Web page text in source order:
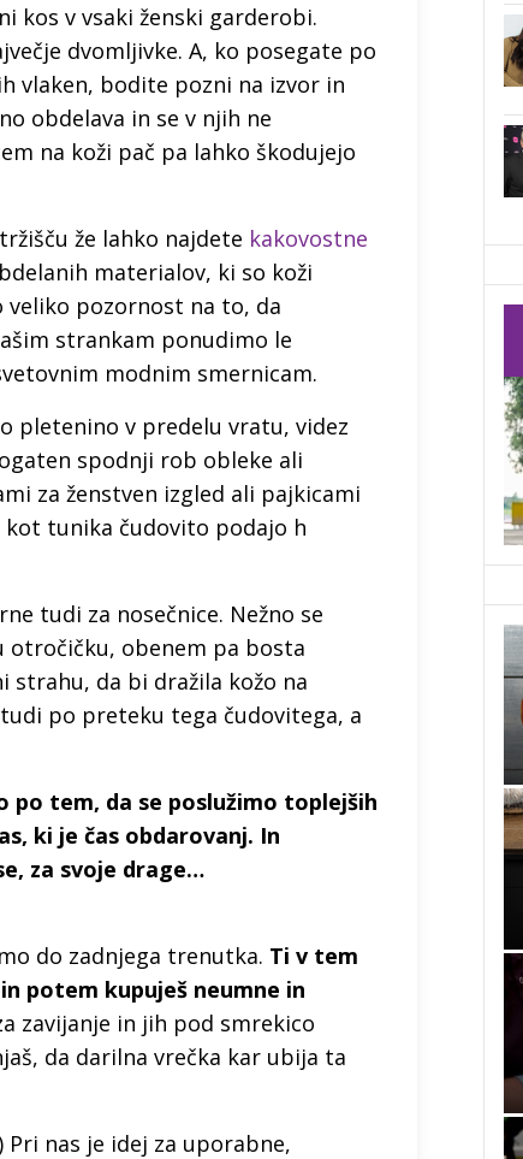
kos v vsaki ženski garderobi.
dvomljivke. A, ko posegate po
vlaken, bodite pozni na izvor in
obdelava in se v njih ne
na koži pač pa lahko škodujejo
že lahko najdete kakovostne
materialov, ki so koži
veliko pozornost na to, da
strankam ponudimo le
modnim smernicam.
pletenino v predelu vratu, videz
spodnji rob obleke ali
za ženstven izgled ali pajkicami
kot tunika čudovito podajo h
tudi za nosečnice. Nežno se
otročičku, obenem pa bosta
strahu, da bi dražila kožo na
po preteku tega čudovitega, a
po tem, da se poslužimo toplejših
ki je čas obdarovanj. In
za svoje drage…
do zadnjega trenutka. Ti v tem
potem kupuješ neumne in
zavijanje in jih pod smrekico
da darilna vrečka kar ubija ta
Pri nas je idej za uporabne,